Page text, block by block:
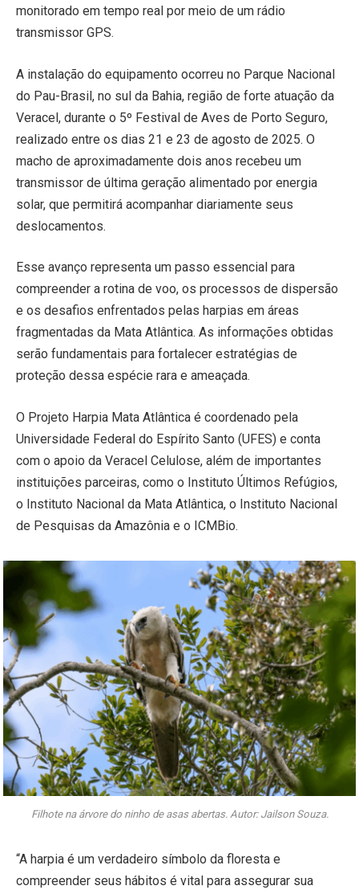
monitorado em tempo real por meio de um rádio
transmissor GPS.
A instalação do equipamento ocorreu no Parque Nacional
do Pau-Brasil, no sul da Bahia, região de forte atuação da
Veracel, durante o 5º Festival de Aves de Porto Seguro,
realizado entre os dias 21 e 23 de agosto de 2025. O
macho de aproximadamente dois anos recebeu um
transmissor de última geração alimentado por energia
solar, que permitirá acompanhar diariamente seus
deslocamentos.
Esse avanço representa um passo essencial para
compreender a rotina de voo, os processos de dispersão
e os desafios enfrentados pelas harpias em áreas
fragmentadas da Mata Atlântica. As informações obtidas
serão fundamentais para fortalecer estratégias de
proteção dessa espécie rara e ameaçada.
O Projeto Harpia Mata Atlântica é coordenado pela
Universidade Federal do Espírito Santo (UFES) e conta
com o apoio da Veracel Celulose, além de importantes
instituições parceiras, como o Instituto Últimos Refúgios,
o Instituto Nacional da Mata Atlântica, o Instituto Nacional
de Pesquisas da Amazônia e o ICMBio.
Filhote na árvore do ninho de asas abertas. Autor: Jailson Souza.
“A harpia é um verdadeiro símbolo da floresta e
compreender seus hábitos é vital para assegurar sua